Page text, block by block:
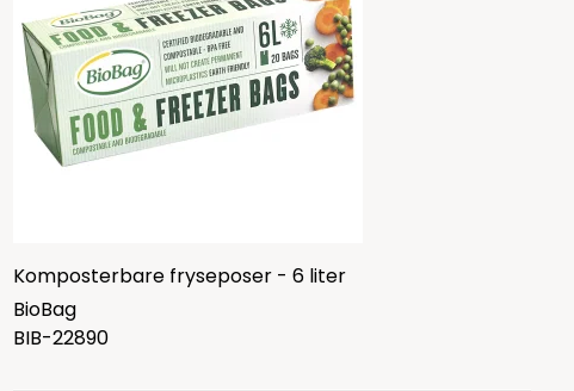
Komposterbare fryseposer - 6 liter
BioBag
BIB-22890